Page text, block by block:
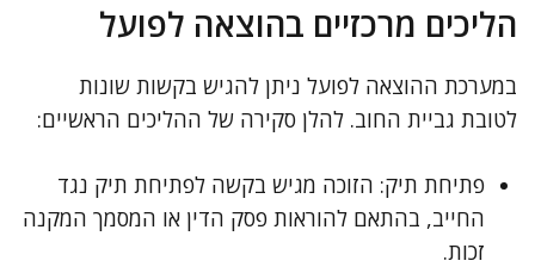
הליכים מרכזיים בהוצאה לפועל
במערכת ההוצאה לפועל ניתן להגיש בקשות שונות
לטובת גביית החוב. להלן סקירה של ההליכים הראשיים:
פתיחת תיק: הזוכה מגיש בקשה לפתיחת תיק נגד
החייב, בהתאם להוראות פסק הדין או המסמך המקנה
זכות.